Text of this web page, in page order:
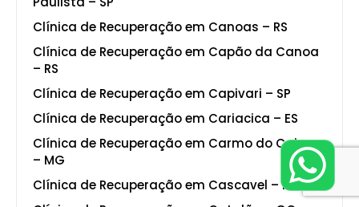
Clínica de Recuperação em Canoas – RS
Clínica de Recuperação em Capão da Canoa
– RS
Clínica de Recuperação em Capivari – SP
Clínica de Recuperação em Cariacica – ES
Clínica de Recuperação em Carmo do Cajuru
– MG
Clínica de Recuperação em Cascavel – PR